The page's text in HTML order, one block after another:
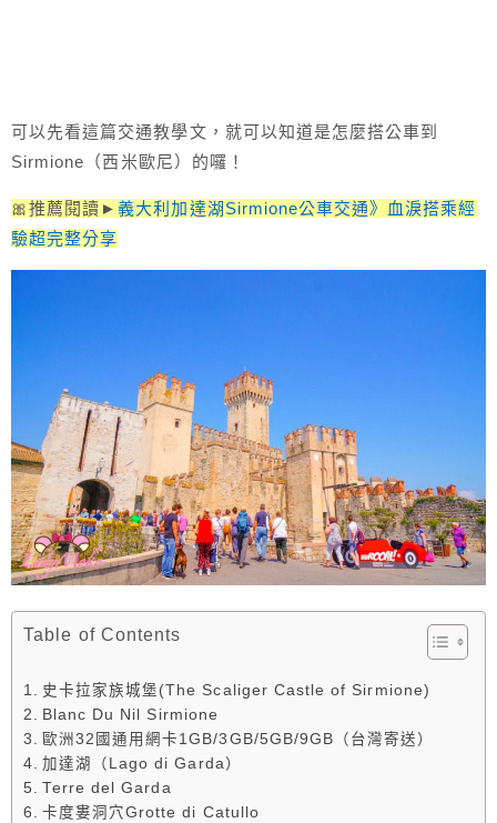
可以先看這篇交通教學文，就可以知道是怎麼搭公車到
Sirmione（西米歐尼）的囉！
🎀推薦閱讀►義大利加達湖Sirmione公車交通》血淚搭乘經
驗超完整分享
Table of Contents
史卡拉家族城堡(The Scaliger Castle of Sirmione)
Blanc Du Nil Sirmione
歐洲32國通用網卡1GB/3GB/5GB/9GB（台灣寄送）
加達湖（Lago di Garda）
Terre del Garda
卡度婁洞穴Grotte di Catullo